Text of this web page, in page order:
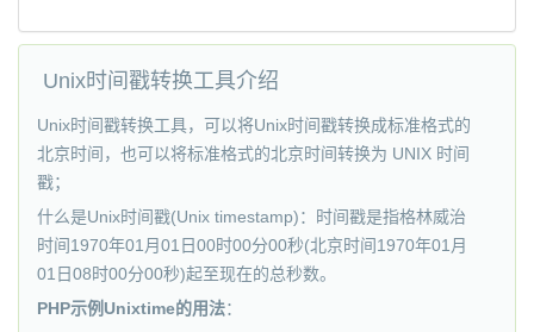
Unix时间戳转换工具介绍
Unix时间戳转换工具，可以将Unix时间戳转换成标准格式的
北京时间，也可以将标准格式的北京时间转换为 UNIX 时间
戳；
什么是Unix时间戳(Unix timestamp)：时间戳是指格林威治
时间1970年01月01日00时00分00秒(北京时间1970年01月
01日08时00分00秒)起至现在的总秒数。
PHP示例Unixtime的用法：